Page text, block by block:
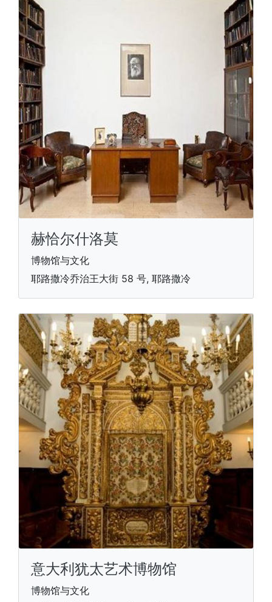
赫恰尔什洛莫
博物馆与文化
耶路撒冷乔治王大街 58 号, 耶路撒冷
意大利犹太艺术博物馆
博物馆与文化